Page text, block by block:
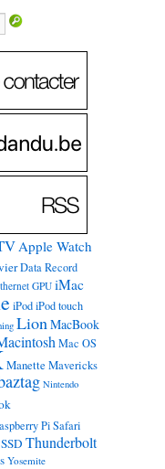
Apple Watch
Data Record
GPU iMac
iPod iPod touch
LionMacBook
Mac OS
Manette Mavericks
Nintendo
Pi Safari
SSD Thunderbolt
Yosemite